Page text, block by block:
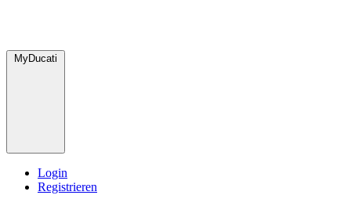
MyDucati
Login
Registrieren